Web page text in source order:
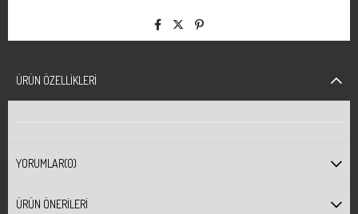
ÜRÜN ÖZELLIKLERI
YORUMLAR(0)
ÜRÜN ÖNERILERI